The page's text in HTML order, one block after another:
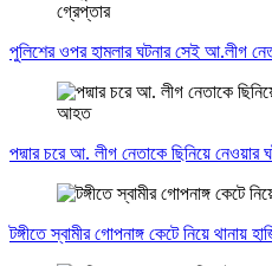
পুলিশের ওপর হামলার ঘটনার সেই আ.লীগ
পদ্মার চরে আ. লীগ নেতাকে ছিনিয়ে
টঙ্গীতে স্বামীর গোপনাঙ্গ কেটে নিয়ে থানায়